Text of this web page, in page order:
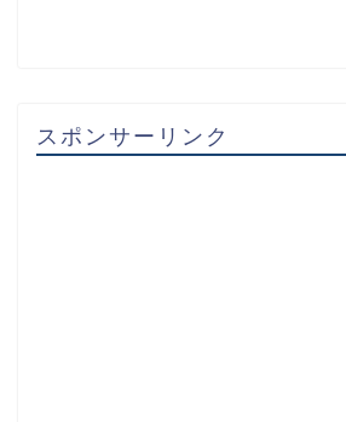
スポンサーリンク